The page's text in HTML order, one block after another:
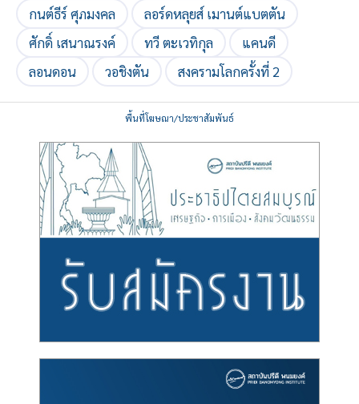
กนต์ธีร์ ศุภมงคล
ลอร์ดหลุยส์ เมานต์แบตตัน
ศักดิ์ เสนาณรงค์
ทวี ตะเวทิกุล
แคนดี
ลอนดอน
วอชิงตัน สงครามโลกครั้งที่ 2
พื้นที่โฆษณา/ประชาสัมพันธ์